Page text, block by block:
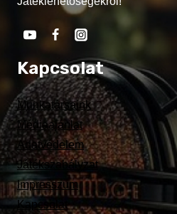
Kapcsolat
Munkatársaink
Médiaajánlat
Adatvédelem
Játékszabályzat
Impresszum
Kapcsolat